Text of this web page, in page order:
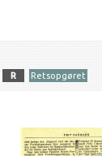
R Retsopgøret
Clausen, Lorentz